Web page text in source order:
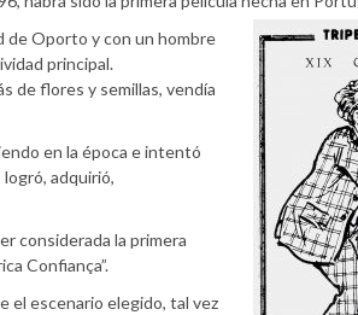
de Oporto y con un hombre
principal.
de flores y semillas, vendía
en la época e intentó
adquirió,
considerada la primera
Confiança”.
el escenario elegido, tal vez